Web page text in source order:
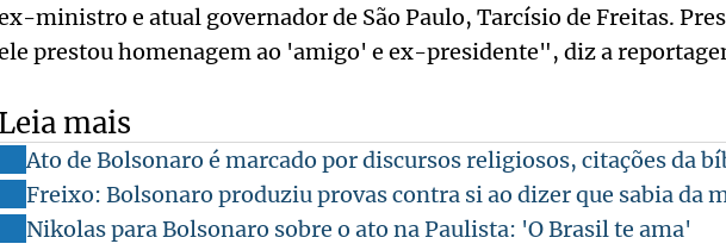
ministro e atual governador de São Paulo, Tarcísio de Freitas.
prestou homenagem ao 'amigo' e ex-presidente", diz a
Leia mais
Ato de Bolsonaro é marcado por discursos religiosos, citações da
Freixo: Bolsonaro produziu provas contra si ao dizer que sabia da
Nikolas para Bolsonaro sobre o ato na Paulista: 'O Brasil te ama'